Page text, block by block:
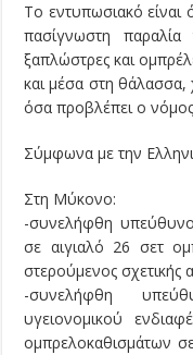
Το εντυπωσιακό είναι
πασίγνωστη
ξαπλώστρες και
και μέσα στη θάλασσα,
όσα προβλέπει ο
Σύμφωνα με την
Στη Μύκονο:
-συνελήφθη
σε αιγιαλό 26 σετ
στερούμενος σχετικής
-συνελήφθη
υγειονομικού
ομπρελοκαθισμάτων